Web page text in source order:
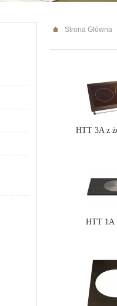
Strona Główna
HTT 3A z
HTT 1A